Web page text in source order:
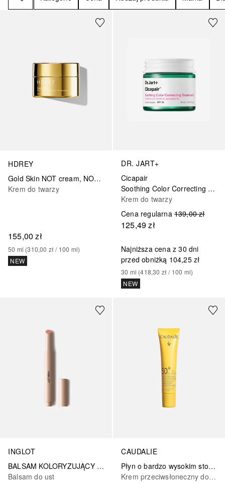
HDREY
Gold Skin NOT cream, NOT foundation, NOT highlighter
Krem do twarzy
155,00 zł
50 ml (310,00 zł / 100 ml)
NEW
DR. JART+
Cicapair
Soothing Color Correcting Treatment SPF 30
Krem do twarzy
Cena regularna 139,00 zł
125,49 zł
Najniższa cena z 30 dni
przed obniżką 104,25 zł
30 ml (418,30 zł / 100 ml)
NEW
INGLOT
BALSAM KOLORYZUJĄCY LIP VOLUME
Balsam do ust
CAUDALIE
Płyn o bardzo wysokim stopniu ochrony SPF 50+
Krem przeciwsłoneczny do ciała